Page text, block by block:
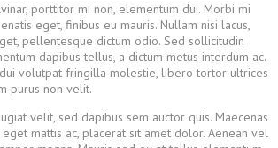
porttitor mi non, elementum dui. Morbi mi
eget, finibus eu mauris. Nullam nisi lacus,
pellentesque dictum odio. Sed sollicitudin
dapibus tellus, a dictum metus interdum ac.
volutpat fringilla molestie, libero tortor ultrices
purus non velit.
velit, sed dapibus sem auctor quis. Maecenas
mattis ac, placerat sit amet dolor. Aenean vel